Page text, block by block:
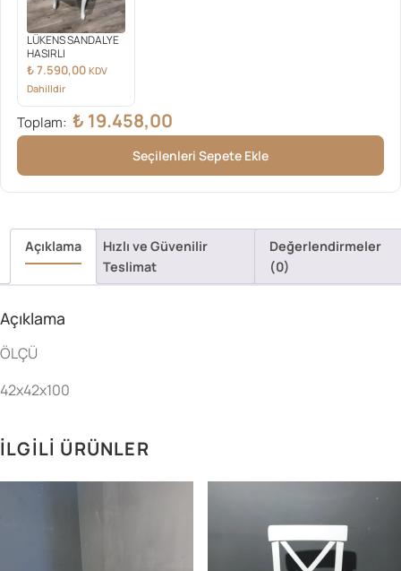
LÜKENS SANDALYE
HASIRLI
₺7.590,00 KDV
Dahilldir
Toplam: ₺ 19.458,00
Seçilenleri Sepete Ekle
Açıklama
Hızlı ve Güvenilir
Teslimat
Değerlendirmeler
(0)
Açıklama
ÖLÇÜ
42x42x100
İLGILI ÜRÜNLER